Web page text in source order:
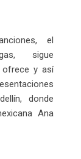
el
sigue
ofrece y así
donde
Ana